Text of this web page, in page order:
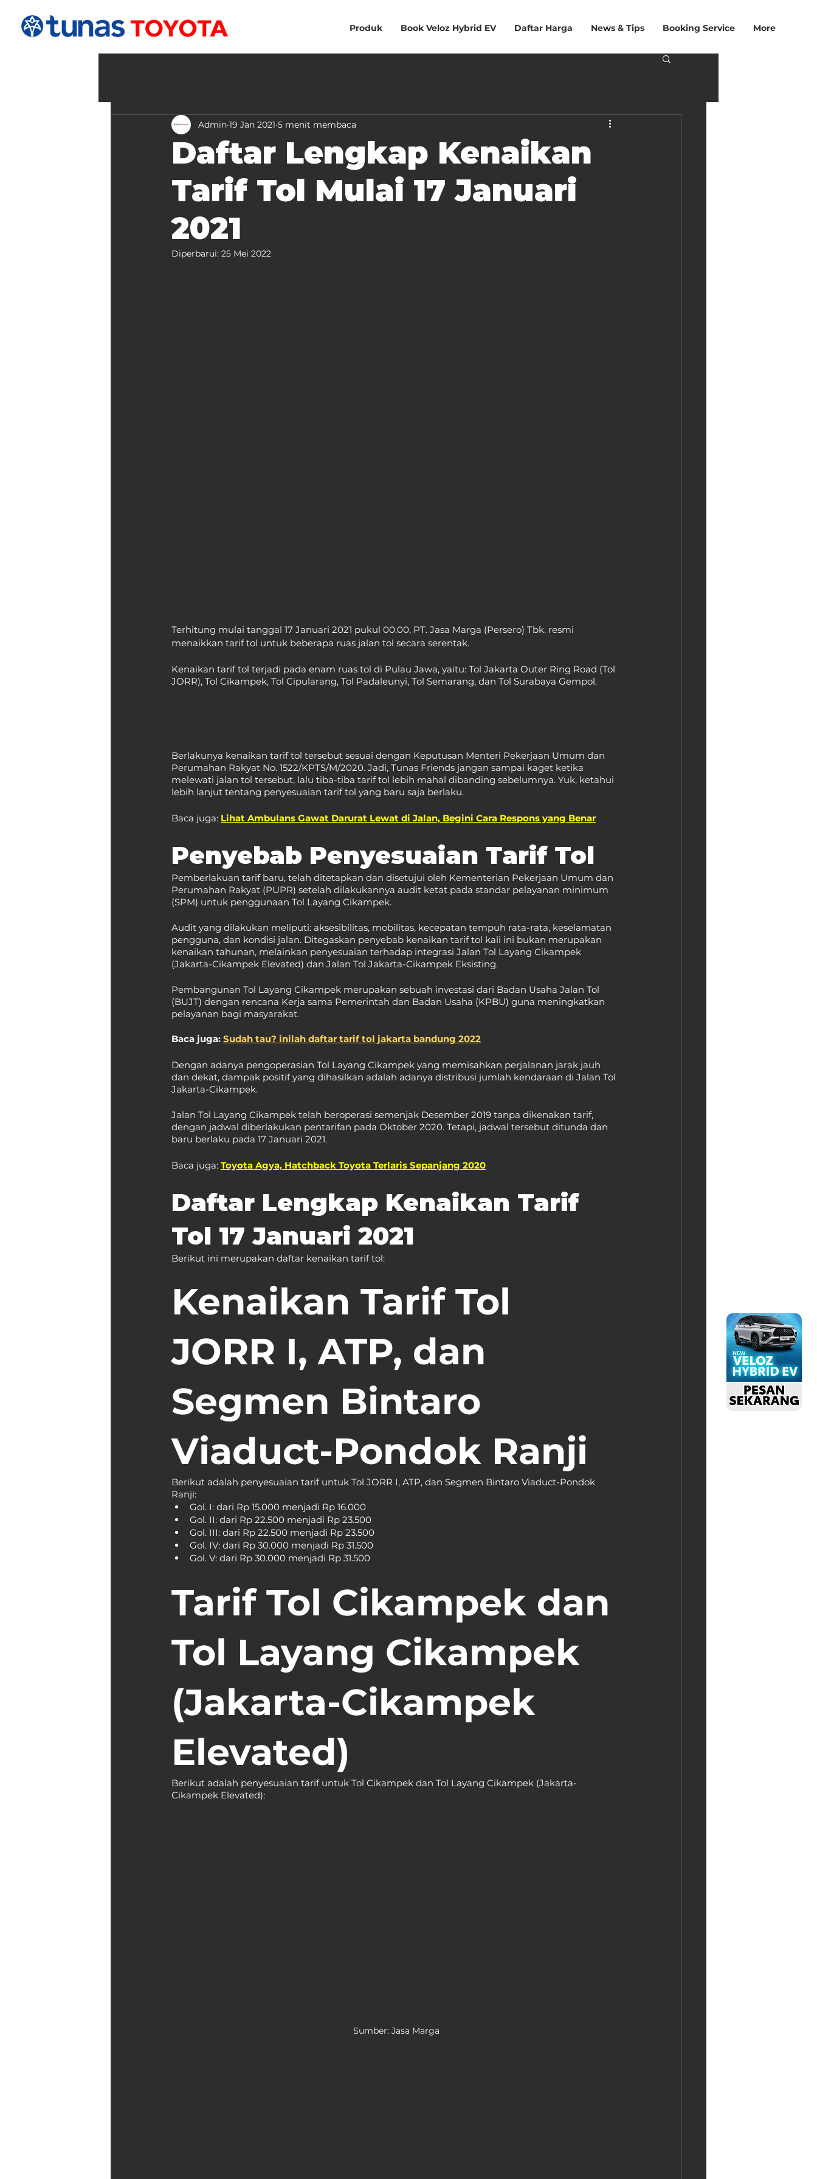
Produk Book Veloz Hybrid EV Daftar Harga News & Tips Booking Service More
Daftar Lengkap Kenaikan
Tarif Tol Mulai 17 Januari
2021
Admin 19 Jan 2021 5 menit membaca
Diperbarui: 25 Mei 2022
Terhitung mulai tanggal 17 Januari 2021 pukul 00.00, PT. Jasa Marga (Persero) Tbk. resmi
menaikkan tarif tol untuk beberapa ruas jalan tol secara serentak.
Kenaikan tarif tol terjadi pada enam ruas tol di Pulau Jawa, yaitu: Tol Jakarta Outer Ring Road (Tol
JORR), Tol Cikampek, Tol Cipularang, Tol Padaleunyi, Tol Semarang, dan Tol Surabaya Gempol.
Berlakunya kenaikan tarif tol tersebut sesuai dengan Keputusan Menteri Pekerjaan Umum dan
Perumahan Rakyat No. 1522/KPTS/M/2020. Jadi, Tunas Friends jangan sampai kaget ketika
melewati jalan tol tersebut, lalu tiba-tiba tarif tol lebih mahal dibanding sebelumnya. Yuk, ketahui
lebih lanjut tentang penyesuaian tarif tol yang baru saja berlaku.
Baca juga: Lihat Ambulans Gawat Darurat Lewat di Jalan, Begini Cara Respons yang Benar
Penyebab Penyesuaian Tarif Tol
Pemberlakuan tarif baru, telah ditetapkan dan disetujui oleh Kementerian Pekerjaan Umum dan
Perumahan Rakyat (PUPR) setelah dilakukannya audit ketat pada standar pelayanan minimum
(SPM) untuk penggunaan Tol Layang Cikampek.
Audit yang dilakukan meliputi: aksesibilitas, mobilitas, kecepatan tempuh rata-rata, keselamatan
pengguna, dan kondisi jalan. Ditegaskan penyebab kenaikan tarif tol kali ini bukan merupakan
kenaikan tahunan, melainkan penyesuaian terhadap integrasi Jalan Tol Layang Cikampek
(Jakarta-Cikampek Elevated) dan Jalan Tol Jakarta-Cikampek Eksisting.
Pembangunan Tol Layang Cikampek merupakan sebuah investasi dari Badan Usaha Jalan Tol
(BUJT) dengan rencana Kerja sama Pemerintah dan Badan Usaha (KPBU) guna meningkatkan
pelayanan bagi masyarakat.
Baca juga: Sudah tau? inilah daftar tarif tol jakarta bandung 2022
Dengan adanya pengoperasian Tol Layang Cikampek yang memisahkan perjalanan jarak jauh
dan dekat, dampak positif yang dihasilkan adalah adanya distribusi jumlah kendaraan di Jalan Tol
Jakarta-Cikampek.
Jalan Tol Layang Cikampek telah beroperasi semenjak Desember 2019 tanpa dikenakan tarif,
dengan jadwal diberlakukan pentarifan pada Oktober 2020. Tetapi, jadwal tersebut ditunda dan
baru berlaku pada 17 Januari 2021.
Baca juga: Toyota Agya, Hatchback Toyota Terlaris Sepanjang 2020
Daftar Lengkap Kenaikan Tarif
Tol 17 Januari 2021
Berikut ini merupakan daftar kenaikan tarif tol:
Kenaikan Tarif Tol
JORR I, ATP, dan
Segmen Bintaro
Viaduct-Pondok Ranji
Berikut adalah penyesuaian tarif untuk Tol JORR I, ATP, dan Segmen Bintaro Viaduct-Pondok
Ranji:
Gol. I: dari Rp 15.000 menjadi Rp 16.000
Gol. II: dari Rp 22.500 menjadi Rp 23.500
Gol. III: dari Rp 22.500 menjadi Rp 23.500
Gol. IV: dari Rp 30.000 menjadi Rp 31.500
Gol. V: dari Rp 30.000 menjadi Rp 31.500
Tarif Tol Cikampek dan
Tol Layang Cikampek
(Jakarta-Cikampek
Elevated)
Berikut adalah penyesuaian tarif untuk Tol Cikampek dan Tol Layang Cikampek (Jakarta-
Cikampek Elevated):
Sumber: Jasa Marga